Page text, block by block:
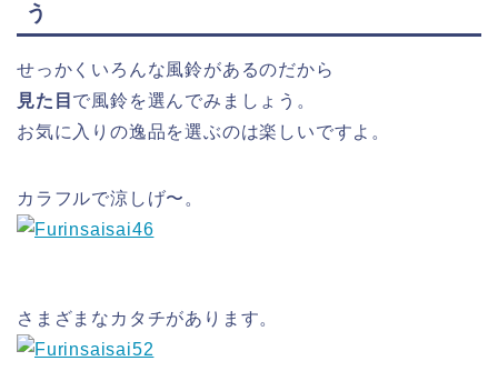
う
せっかくいろんな風鈴があるのだから
見た目 で風鈴を選んでみましょう。
お気に入りの逸品を選ぶのは楽しいですよ。
カラフルで涼しげ〜。
さまざまなカタチがあります。